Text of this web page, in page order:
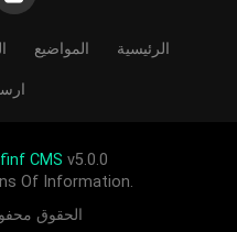
الرئيسية المواضيع
CMS v5.0.0
Of Information.
الحقوق